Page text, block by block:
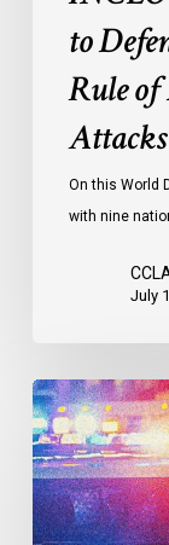
Face
to
Rule
On this World
with nine
July
Appels
à
une
commission
d’enquête